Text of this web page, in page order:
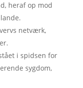
heraf op mod
netværk,
i spidsen for
sygdom,